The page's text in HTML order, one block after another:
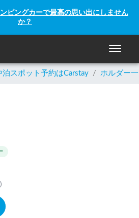
ピングカーで最高の思い出にしません
か？
ナビゲ
スポット予約はCarstay / ホルダー
)